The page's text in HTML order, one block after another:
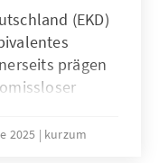
(EKD)
prägen
engagieren
2025 kurzum